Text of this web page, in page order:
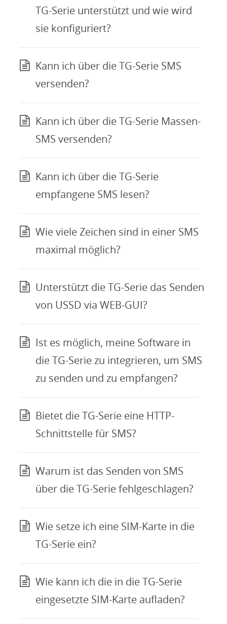
TG-Serie unterstützt und wie wird
sie konfiguriert?
Kann ich über die TG-Serie SMS
versenden?
Kann ich über die TG-Serie Massen-
SMS versenden?
Kann ich über die TG-Serie
empfangene SMS lesen?
Wie viele Zeichen sind in einer SMS
maximal möglich?
Unterstützt die TG-Serie das Senden
von USSD via WEB-GUI?
Ist es möglich, meine Software in
die TG-Serie zu integrieren, um SMS
zu senden und zu empfangen?
Bietet die TG-Serie eine HTTP-
Schnittstelle für SMS?
Warum ist das Senden von SMS
über die TG-Serie fehlgeschlagen?
Wie setze ich eine SIM-Karte in die
TG-Serie ein?
Wie kann ich die in die TG-Serie
eingesetzte SIM-Karte aufladen?